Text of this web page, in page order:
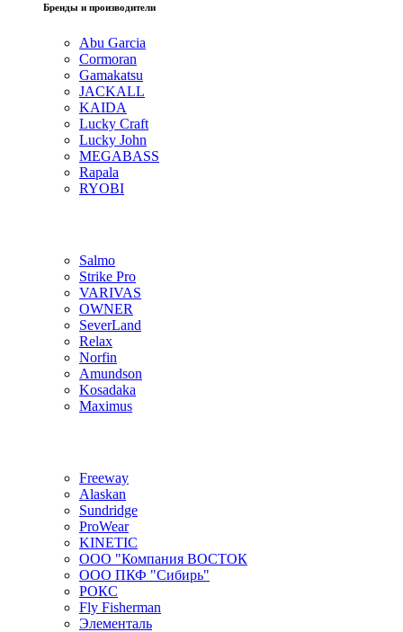
Бренды и производители
Abu Garcia
Cormoran
Gamakatsu
JACKALL
KAIDA
Lucky Craft
Lucky John
MEGABASS
Rapala
RYOBI
Salmo
Strike Pro
VARIVAS
OWNER
SeverLand
Relax
Norfin
Amundson
Kosadaka
Maximus
Freeway
Alaskan
Sundridge
ProWear
KINETIC
ООО "Компания ВОСТОК
ООО ПКФ "Сибирь"
РОКС
Fly Fisherman
Элементаль